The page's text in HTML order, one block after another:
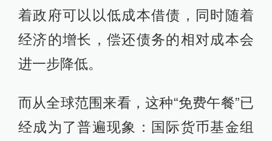
着政府可以以低成本借债，同时随着
经济的增长，偿还债务的相对成本会
进一步降低。
而从全球范围来看，这种“免费午餐”已
经成为了普遍现象：国际货币基金组